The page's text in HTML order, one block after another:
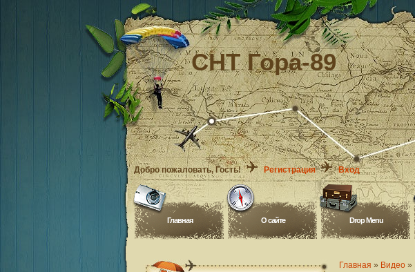
СНТ Гора-89
Добро пожаловать, Гость! Регистрация Вход
Главная O сайте Drop Menu
Главная » Видео »